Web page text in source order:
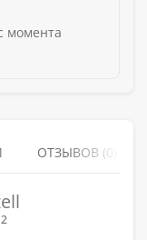
момента
ОТЗЫВОВ (0)